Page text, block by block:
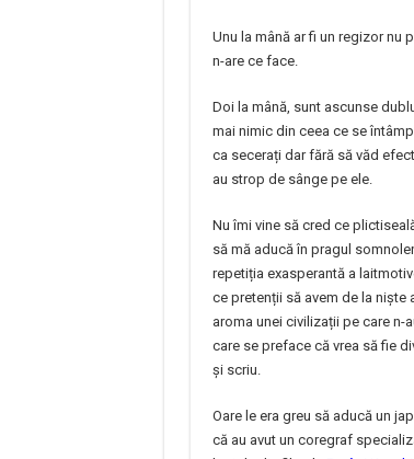
Unu la mână ar fi un regizor nu
n-are ce face.
Doi la mână, sunt ascunse
mai nimic din ceea ce se
ca secerați dar fără să văd
au strop de sânge pe ele.
Nu îmi vine să cred ce
să mă aducă în pragul
repetiția exasperantă a
ce pretenții să avem de la niște
aroma unei civilizații pe care
care se preface că vrea să fie
și scriu.
Oare le era greu să aducă un
că au avut un coregraf